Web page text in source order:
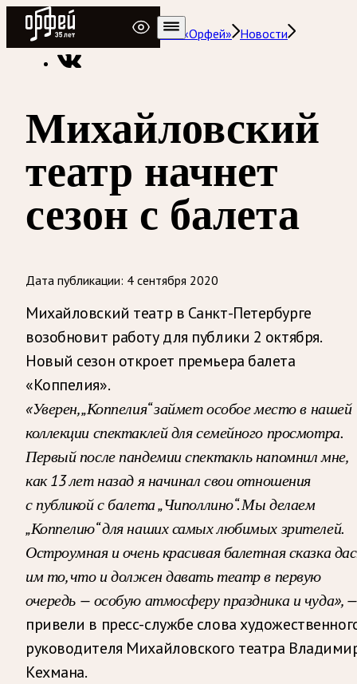
Радио Орфей
Радио классической музыки «Орфей» Новости
Михайловский
театр начнет
сезон с балета
Дата публикации: 4 сентября 2020
Михайловский театр в Санкт-Петербурге
возобновит работу для публики 2 октября.
Новый сезон откроет премьера балета
«Коппелия».
«Уверен, „Коппелия“ займет особое место в нашей
коллекции спектаклей для семейного просмотра.
Первый после пандемии спектакль напомнил мне,
как 13 лет назад я начинал свои отношения
с публикой с балета „Чиполлино“. Мы делаем
„Коппелию“ для наших самых любимых зрителей.
Остроумная и очень красивая балетная сказка
им то, что и должен давать театр в первую
очередь — особую атмосферу праздника и чуда»,
привели в пресс-службе слова
руководителя Михайловского театра
Кехмана.